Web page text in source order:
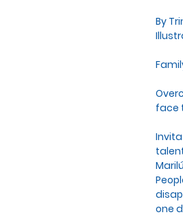
By
face
one